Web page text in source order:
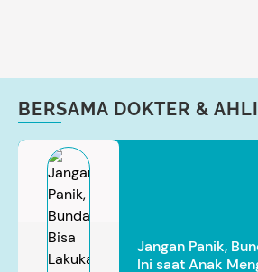
BERSAMA DOKTER & AHLI
Jangan Panik,
Ini saat Anak